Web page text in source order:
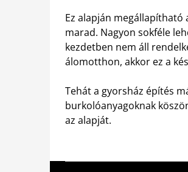
Ez alapján megállapítható
marad. Nagyon sokféle
kezdetben nem áll
álomotthon, akkor ez a
Tehát a gyorsház építés
burkolóanyagoknak
az alapját.